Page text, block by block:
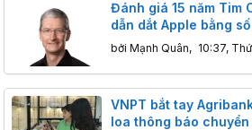
Đánh giá 15 năm Tim
dẫn dắt Apple bằng
bởi Mạnh Quân, 10:37,
VNPT bắt tay
loa thông báo chuyển